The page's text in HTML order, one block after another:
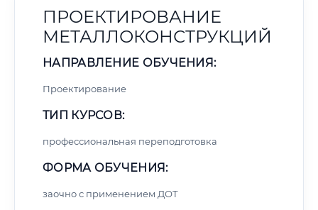
ПРОЕКТИРОВАНИЕ
МЕТАЛЛОКОНСТРУКЦИЙ
НАПРАВЛЕНИЕ ОБУЧЕНИЯ:
Проектирование
ТИП КУРСОВ:
профессиональная переподготовка
ФОРМА ОБУЧЕНИЯ:
заочно с применением ДОТ